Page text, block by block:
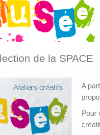
de la SPACE
A
Pour